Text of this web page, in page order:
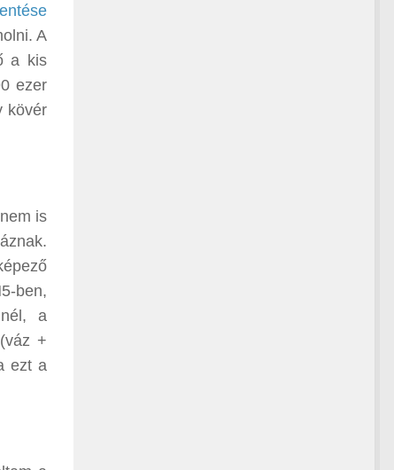
A
a kis
ezer
kövér
is
ben,
a
+
ezt a